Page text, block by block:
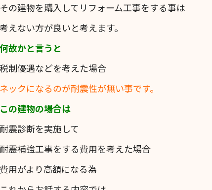
その建物を購入してリフォーム工事をする事は
考えない方が良いと考えます。
何故かと言うと
税制優遇などを考えた場合
ネックになるのが耐震性が無い事です。
この建物の場合は
耐震診断を実施して
耐震補強工事をする費用を考えた場合
費用がより高額になる為